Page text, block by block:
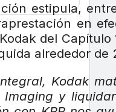
estipula,
en
del
alrededor
Kodak
Imaging y